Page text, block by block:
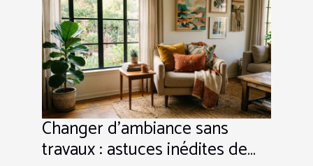
Changer d’ambiance sans
travaux : astuces inédites de